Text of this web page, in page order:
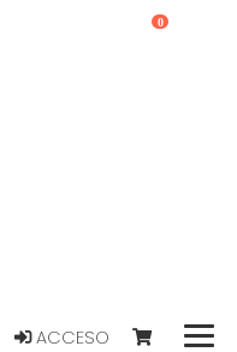
ACCESO
0